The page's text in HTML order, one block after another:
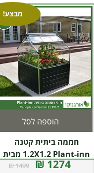
מבצע!
חממה ביתית קטנה
1.2X1.2 Plant-inn מבית
פלרם – קנופיה
1274 ₪
1499 ₪
הוספה לסל